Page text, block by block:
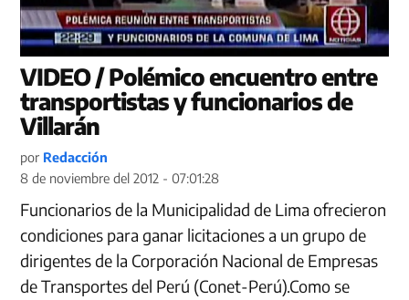
VIDEO / Polémico encuentro entre
transportistas y funcionarios de
Villarán
por Redacción
8 de noviembre del 2012 - 07:01:28
Funcionarios de la Municipalidad de Lima ofrecieron
condiciones para ganar licitaciones a un grupo de
dirigentes de la Corporación Nacional de Empresas
de Transportes del Perú (Conet-Perú).Como se